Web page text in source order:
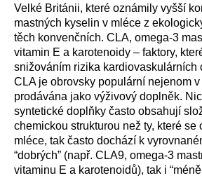
Velké Británii, které oznámily vyšší
mastných kyselin v mléce z
těch konvenčních. CLA, omega-3
vitamin E a karotenoidy – faktory,
snižováním rizika kardiovaskulárních
CLA je obrovsky populární nejenom
prodávána jako výživový doplněk.
syntetické doplňky často obsahují
chemickou strukturou než ty, které
mléce, tak často dochází k
“dobrých” (např. CLA9, omega-3
vitaminu E a karotenoidů), tak i